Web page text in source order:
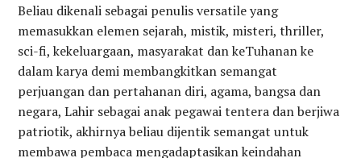
Beliau dikenali sebagai penulis versatile yang
memasukkan elemen sejarah, mistik, misteri, thriller,
sci-fi, kekeluargaan, masyarakat dan keTuhanan ke
dalam karya demi membangkitkan semangat
perjuangan dan pertahanan diri, agama, bangsa dan
negara, Lahir sebagai anak pegawai tentera dan berjiwa
patriotik, akhirnya beliau dijentik semangat untuk
membawa pembaca mengadaptasikan keindahan